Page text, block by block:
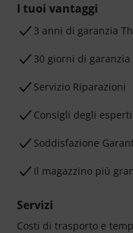
I tuoi vantaggi
3 anni di garanzia
30 giorni di
Servizio Riparazioni
Consigli degli esperti
Soddisfazione
Il magazzino più
Servizi
Costi di trasporto e